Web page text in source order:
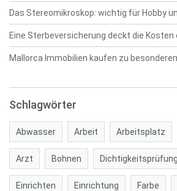
Das Stereomikroskop: wichtig für Hobby
Eine Sterbeversicherung deckt die Kosten
Mallorca Immobilien kaufen zu
Schlagwörter
Abwasser Arbeit Arbeitsplatz
Arzt Bohnen Dichtigkeitsprüfung
Einrichten Einrichtung Farbe